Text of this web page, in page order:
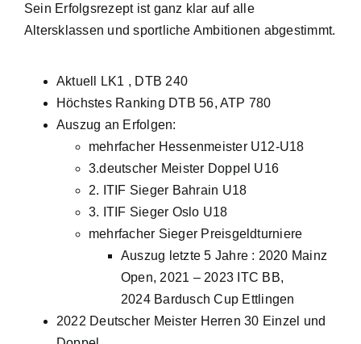
Sein Erfolgsrezept ist ganz klar auf alle
Altersklassen und sportliche Ambitionen abgestimmt.
Aktuell LK1 , DTB 240
Höchstes Ranking DTB 56, ATP 780
Auszug an Erfolgen:
mehrfacher Hessenmeister U12-U18
3.deutscher Meister Doppel U16
2. ITIF Sieger Bahrain U18
3. ITIF Sieger Oslo U18
mehrfacher Sieger Preisgeldturniere
Auszug letzte 5 Jahre : 2020 Mainz
Open, 2021 – 2023 ITC BB,
2024 Bardusch Cup Ettlingen
2022 Deutscher Meister Herren 30 Einzel und